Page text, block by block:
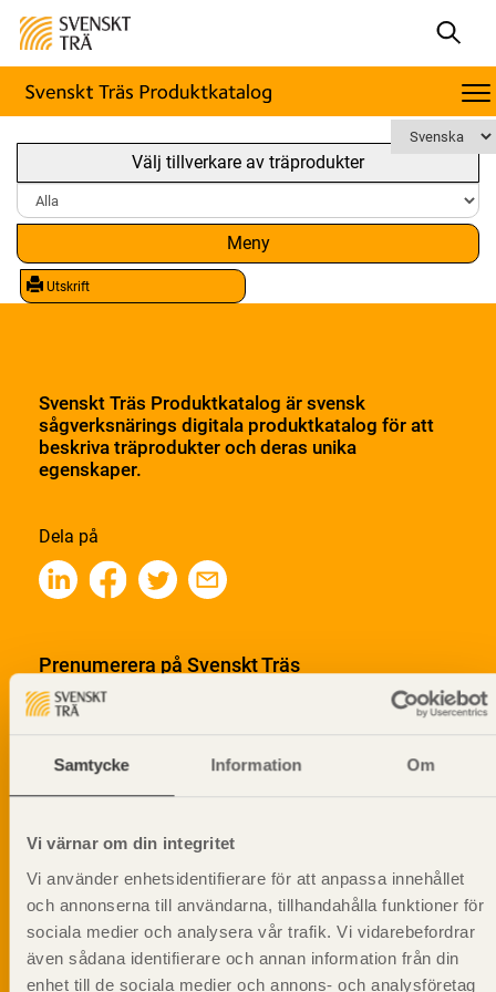
Samtycke Information Om
Vi värnar om din integritet
Vi använder enhetsidentifierare för att anpassa innehållet
och annonserna till användarna, tillhandahålla funktioner för
sociala medier och analysera vår trafik. Vi vidarebefordrar
även sådana identifierare och annan information från din
enhet till de sociala medier och annons- och analysföretag
Välj tillverkare av träprodukter
Meny
Utskrift
Svenskt Träs Produktkatalog är svensk
sågverksnärings digitala produktkatalog för att
beskriva träprodukter och deras unika
egenskaper.
Dela på
Prenumerera på Svenskt Träs
informationsutskick!